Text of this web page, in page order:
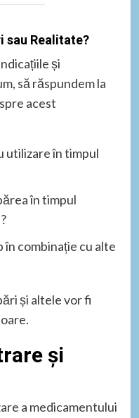
sau Realitate?
și
să răspundem la
acest
utilizare în timpul
în timpul
în combinație cu alte
și altele vor fi
și
a medicamentului